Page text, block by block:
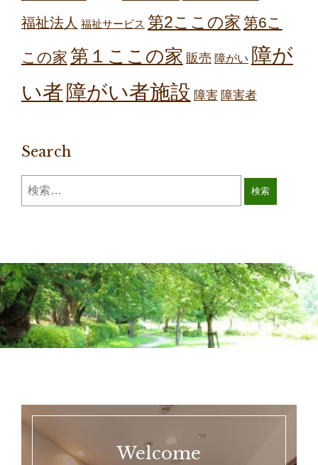
福祉法人 福祉サービス 第2ここの家 第6こ
この家 第１ここの家 販売 障がい 障が
い者 障がい者施設 障害 障害者
Search
Welcome